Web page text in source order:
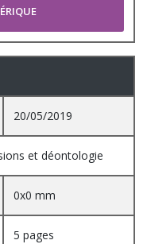
20/05/2019
et déontologie
0x0 mm
5 pages